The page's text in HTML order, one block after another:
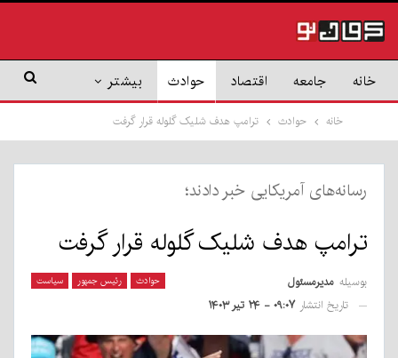
خانه جامعه اقتصاد حوادث بیشتر
خانه حوادث ترامپ هدف شلیک گلوله قرار گرفت
رسانه‌های آمریکایی خبر دادند؛
ترامپ هدف شلیک گلوله قرار گرفت
حوادث رئیس جمهور سیاست بوسیله مدیرمسئول
تاریخ انتشار ۰۹:۰۷ - ۲۴ تیر ۱۴۰۳